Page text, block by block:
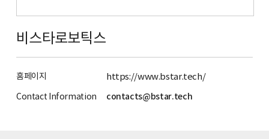
비스타로보틱스
홈페이지 https://www.bstar.tech/
Contact Information contacts@bstar.tech